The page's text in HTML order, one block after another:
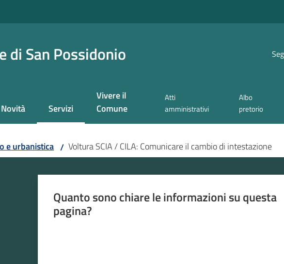
di San Possidonio
Novità Servizi
Menu selezionato
Vivere il
Comune
Atti
amministrativi
Albo
pretorio
e urbanistica / Voltura SCIA / CILA: Comunicare il cambio di intestazione
Quanto sono chiare le informazioni su questa
pagina?